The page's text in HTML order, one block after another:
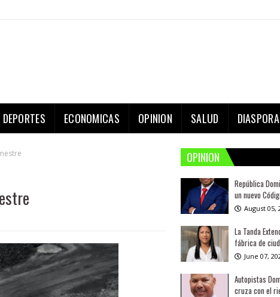
DEPORTES ECONOMICAS OPINION SALUD DIASPORA
OPINION
República
un nuevo
August 05,
La Tanda
fábrica de
June 07,
Autopistas
cruza con el